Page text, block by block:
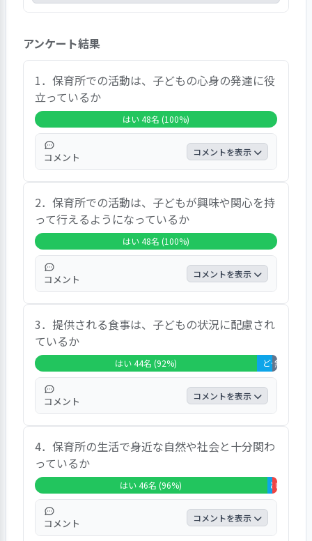
総合的な園の感想として「大変満足」が35名、
「満足」が12名と、ほぼすべての回答者が満足と
いう結果になっている。
自由意見では、家庭ではできないたくさんの経験
ができること、子どもを大切にしてくれること、
どの先生からも愛情を感じること、子どもが楽し
く通園していること、のびのびと心身共に強い子
に育ててくれる環境、子どもがやりたいことをや
れる環境、職員の優しさ・寛容さ・明るさ、卒園
児が気軽に来られる雰囲気の良さなどに感謝を述
べるコメントや満足感を示すコメントがあった。
一方で、「事前に言われていたことだが、保護者
の行事への関わりや父母会に関わる負荷が多い」
という意見も出ていた。
アンケート結果
1．保育所での活動は、子どもの心身の発達に役
立っているか
はい 48名 (100%)
コメント コメントを表示
すべての回答者が「はい」としている。「自
分で考えて行動できるようにしてくれてい
る」、「保育園で教えてもらったことを家で
一生懸命話している」、「子どもの個性を大
切にした関わりをしてくれる」、「様々な活
動を通して子どもが健やかに成長していると
感じる」などのコメントがあった。
2．保育所での活動は、子どもが興味や関心を持
って行えるようになっているか
はい 48名 (100%)
コメント コメントを表示
すべての回答者が「はい」としている。
「様々なイベントや日々の遊びに工夫があ
る」、「子どもの成長・興味に合った遊びを
提案してくれる。遊び自体も想像力を膨らま
せるようなものが多く素敵だと感じる」など
のコメントがあった。
3．提供される食事は、子どもの状況に配慮され
ているか
はい 44名 (92%) どちらともいえない 3名 (6%)無回答・
コメント コメントを表示
9割以上の回答者が「はい」としている。
「大変美味しく毎日完食しているようだ」と
いうコメントがあった。また、とにかく美味
しく子どもが喜んでいること、食物アレルギ
ーにしっかり対応してくれること、食物アレ
ルギーのレシピを提供してくれることなどに
満足感を示すコメントが複数見られた。
4．保育所の生活で身近な自然や社会と十分関わ
っているか
はい 46名 (96%) どちらと
いいえ 1
コメント コメントを表示